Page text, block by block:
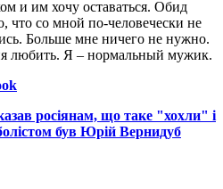
и им хочу оставаться. Обид
что со мной по-человечески не
Больше мне ничего не нужно.
любить. Я – нормальный мужик.
росіянам, що таке "хохли" і
був Юрій Вернидуб